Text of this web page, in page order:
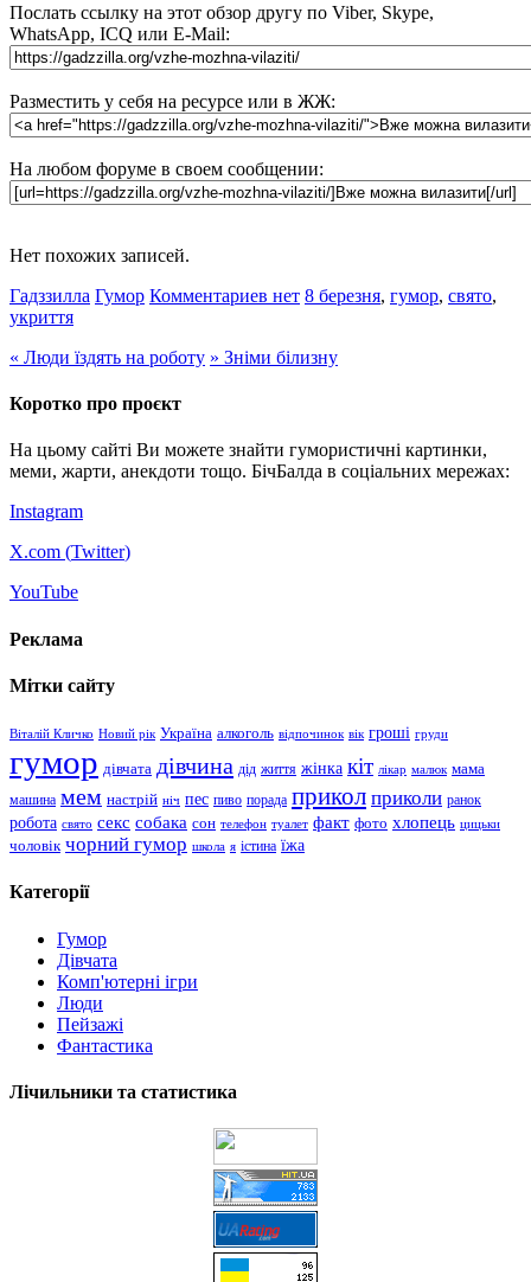
Послать ссылку на этот обзор другу по Viber, Skype,
WhatsApp, ICQ или E-Mail:
Разместить у себя на ресурсе или в ЖЖ:
На любом форуме в своем сообщении:
Нет похожих записей.
Гадззилла Гумор Комментариев нет 8 березня, гумор, свято,
укриття
« Люди їздять на роботу » Зніми білизну
Коротко про проєкт
На цьому сайті Ви можете знайти гумористичні картинки,
меми, жарти, анекдоти тощо. БічБалда в соціальних мережах:
Instagram
X.com (Twitter)
YouTube
Реклама
Мітки сайту
Віталій Кличко Новий рік Україна алкоголь відпочинок вік гроші груди
гумор дівчата дівчина дід життя жінка кіт лікар малюк мама
машина мем настрій ніч пес пиво порада прикол приколи ранок
робота свято секс собака сон телефон туалет факт фото хлопець цицьки
чоловік чорний гумор школа я істина їжа
Категорії
Гумор
Дівчата
Комп'ютерні ігри
Люди
Пейзажі
Фантастика
Лічильники та статистика